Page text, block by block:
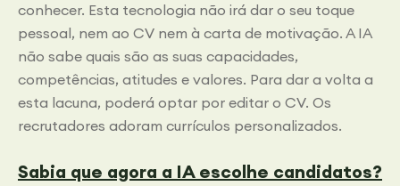
conhecer. Esta tecnologia não irá dar o seu toque
pessoal, nem ao CV nem à carta de motivação. A IA
não sabe quais são as suas capacidades,
competências, atitudes e valores. Para dar a volta a
esta lacuna, poderá optar por editar o CV. Os
recrutadores adoram currículos personalizados.
Sabia que agora a IA escolhe candidatos?